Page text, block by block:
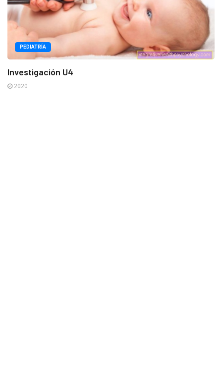
PEDIATRÍA
Investigación U4
2020